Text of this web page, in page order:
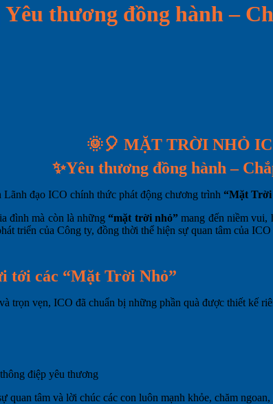
thương đồng hành –
🌞🎈 MẶT TRỜI NHỎ
✨Yêu thương đồng hành –
đạo ICO chính thức phát động chương trình “Mặt Trời
đình mà còn là những“mặt trời nhỏ” mang đến niềm vui,
triển của Công ty, đồng thời thể hiện sự quan tâm của
tới các “Mặt Trời Nhỏ”
trọn vẹn, ICO đã chuẩn bị những phần quà được thiết kế
điệp yêu thương
tâm và lời chúc các con luôn mạnh khỏe, chăm